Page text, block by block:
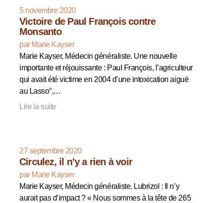
5 novembre 2020
Victoire de Paul François contre
Monsanto
par Marie Kayser
Marie Kayser, Médecin généraliste. Une nouvelle
importante et réjouissante : Paul François, l’agriculteur
qui avait été victime en 2004 d’une intoxication aiguë
au Lasso°,…
Lire la suite
27 septembre 2020
Circulez, il n’y a rien à voir
par Marie Kayser
Marie Kayser, Médecin généraliste. Lubrizol : Il n’y
aurait pas d’impact ? « Nous sommes à la tête de 265